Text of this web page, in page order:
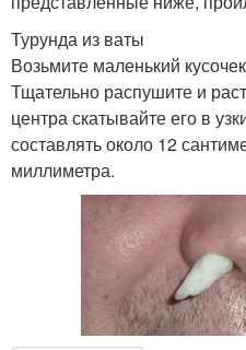
Турунда из ваты
Возьмите маленький
Тщательно распушите и
центра скатывайте его в
составлять около 12
миллиметра.